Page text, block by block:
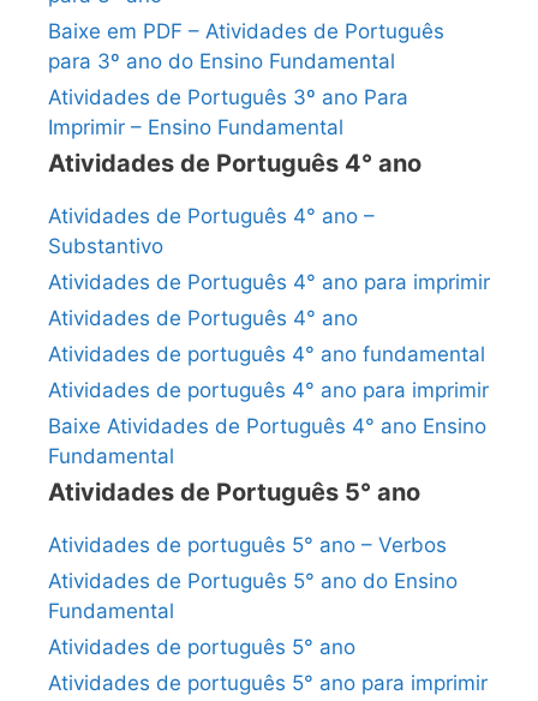
Baixe em PDF – Atividades de Português
para 3º ano do Ensino Fundamental
Atividades de Português 3º ano Para
Imprimir – Ensino Fundamental
Atividades de Português 4° ano
Atividades de Português 4° ano –
Substantivo
Atividades de Português 4° ano para imprimir
Atividades de Português 4° ano
Atividades de português 4° ano fundamental
Atividades de português 4° ano para imprimir
Baixe Atividades de Português 4° ano Ensino
Fundamental
Atividades de Português 5° ano
Atividades de português 5° ano – Verbos
Atividades de Português 5° ano do Ensino
Fundamental
Atividades de português 5° ano
Atividades de português 5° ano para imprimir